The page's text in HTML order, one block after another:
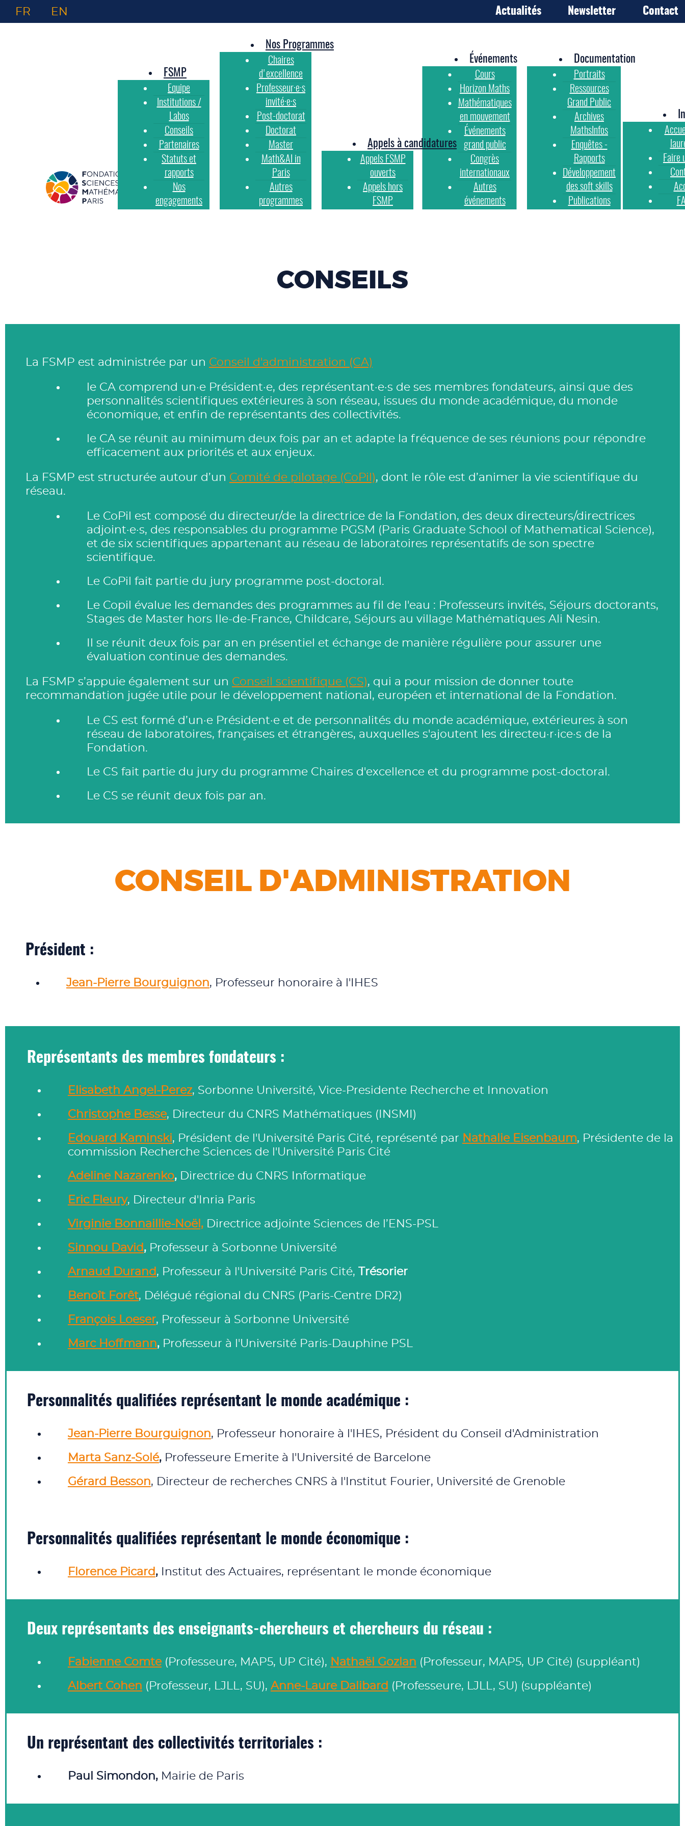
Actualités Newsletter Contact
FR EN
FSMP
Equipe
Institutions /
Labos
Conseils
Partenaires
Statuts et
rapports
Nos
engagements
Nos Programmes
Chaires
d'excellence
Professeur·e·s
invité·e·s
Post-doctorat
Doctorat
Master
Math&AI in
Paris
Autres
programmes
Appels à candidatures
Appels FSMP
ouverts
Appels hors
FSMP
Événements
Cours
Horizon Maths
Mathématiques
en mouvement
Événements
grand public
Congrès
internationaux
Autres
événements
Documentation
Portraits
Ressources
Grand Public
Archives
MathsInfos
Enquêtes -
Rapports
Développement
des soft skills
Publications
Faire
CONSEILS
La FSMP est administrée par un Conseil d'administration (CA)
le CA comprend un·e Président·e, des représentant·e·s de ses membres fondateurs, ainsi que des
personnalités scientifiques extérieures à son réseau, issues du monde académique, du monde
économique, et enfin de représentants des collectivités.
le CA se réunit au minimum deux fois par an et adapte la fréquence de ses réunions pour répondre
efficacement aux priorités et aux enjeux.
La FSMP est structurée autour d’un Comité de pilotage (CoPil), dont le rôle est d’animer la vie scientifique du
réseau.
Le CoPil est composé du directeur/de la directrice de la Fondation, des deux directeurs/directrices
adjoint·e·s, des responsables du programme PGSM (Paris Graduate School of Mathematical Science),
et de six scientifiques appartenant au réseau de laboratoires représentatifs de son spectre
scientifique.
Le CoPil fait partie du jury programme post-doctoral.
Le Copil évalue les demandes des programmes au fil de l'eau : Professeurs invités, Séjours doctorants,
Stages de Master hors Ile-de-France, Childcare, Séjours au village Mathématiques Ali Nesin.
Il se réunit deux fois par an en présentiel et échange de manière régulière pour assurer une
évaluation continue des demandes.
La FSMP s’appuie également sur un Conseil scientifique (CS), qui a pour mission de donner toute
recommandation jugée utile pour le développement national, européen et international de la Fondation.
Le CS est formé d’un·e Président·e et de personnalités du monde académique, extérieures à son
réseau de laboratoires, françaises et étrangères, auxquelles s'ajoutent les directeu·r·ice·s de la
Fondation.
Le CS fait partie du jury du programme Chaires d'excellence et du programme post-doctoral.
Le CS se réunit deux fois par an.
CONSEIL D'ADMINISTRATION
Président :
Jean-Pierre Bourguignon, Professeur honoraire à l'IHES
Représentants des membres fondateurs :
Elisabeth Angel-Perez, Sorbonne Université, Vice-Presidente Recherche et Innovation
Christophe Besse, Directeur du CNRS Mathématiques (INSMI)
Edouard Kaminski, Président de l'Université Paris Cité, représenté par Nathalie Eisenbaum, Présidente de la
commission Recherche Sciences de l'Université Paris Cité
Adeline Nazarenko, Directrice du CNRS Informatique
Eric Fleury, Directeur d'Inria Paris
Virginie Bonnaillie-Noël, Directrice adjointe Sciences de l’ENS-PSL
Sinnou David, Professeur à Sorbonne Université
Arnaud Durand, Professeur à l'Université Paris Cité, Trésorier
Benoît Forêt, Délégué régional du CNRS (Paris-Centre DR2)
François Loeser, Professeur à Sorbonne Université
Marc Hoffmann, Professeur à l'Université Paris-Dauphine PSL
Personnalités qualifiées représentant le monde académique :
Jean-Pierre Bourguignon, Professeur honoraire à l'IHES, Président du Conseil d'Administration
Marta Sanz‑Solé, Professeure Emerite à l'Université de Barcelone
Gérard Besson, Directeur de recherches CNRS à l'Institut Fourier, Université de Grenoble
Personnalités qualifiées représentant le monde économique :
Florence Picard, Institut des Actuaires, représentant le monde économique
Deux représentants des enseignants‑chercheurs et chercheurs du réseau :
Fabienne Comte(Professeure, MAP5, UP Cité), Nathaël Gozlan (Professeur, MAP5, UP Cité) (suppléant)
Albert Cohen (Professeur, LJLL, SU), Anne-Laure Dalibard (Professeure, LJLL, SU) (suppléante)
Un représentant des collectivités territoriales :
Paul Simondon, Mairie de Paris